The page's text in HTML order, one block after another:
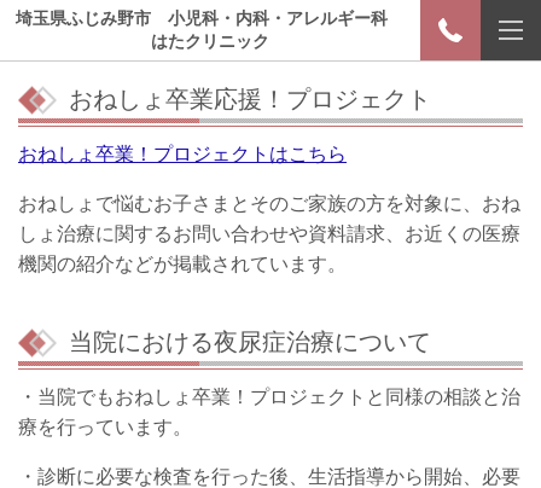
埼玉県ふじみ野市 小児科・内科・アレルギー科
はたクリニック
おねしょ卒業応援！プロジェクト
おねしょ卒業！プロジェクト はこちら
おねしょで悩むお子さまとそのご家族の方を対象に、おね
しょ治療に関するお問い合わせや資料請求、お近くの医療
機関の紹介などが掲載されています。
当院における夜尿症治療について
・当院でもおねしょ卒業！プロジェクトと同様の相談と治
療を行っています。
・診断に必要な検査を行った後、生活指導から開始、必要